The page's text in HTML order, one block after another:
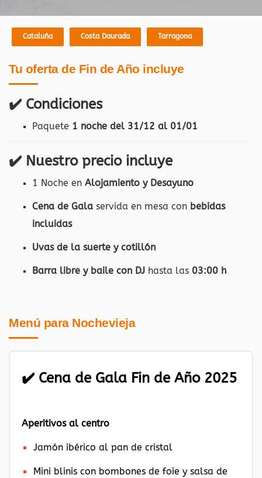
Cataluña Costa Daurada Tarragona
Tu oferta de Fin de Año incluye
✔️ Condiciones
Paquete 1 noche del 31/12 al 01/01
✔️ Nuestro precio incluye
1 Noche en Alojamiento y Desayuno
Cena de Gala servida en mesa con bebidas
incluidas
Uvas de la suerte y cotillón
Barra libre y baile con DJ hasta las 03:00 h
Menú para Nochevieja
✔️ Cena de Gala Fin de Año 2025
Aperitivos al centro
Jamón ibérico al pan de cristal
Mini blinis con bombones de foie y salsa de